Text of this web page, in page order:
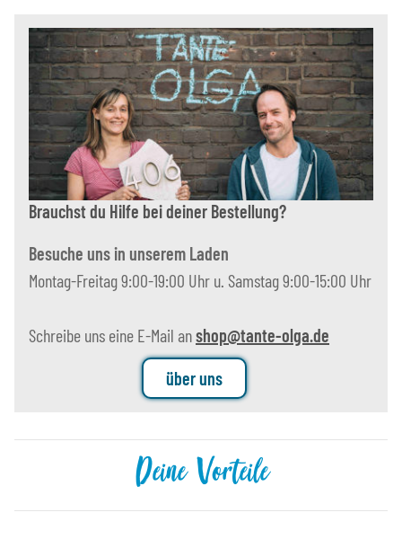
Brauchst du Hilfe bei deiner Bestellung?
Besuche uns in unserem Laden
Montag-Freitag 9:00-19:00 Uhr u. Samstag 9:00-15:00 Uhr
Schreibe uns eine E-Mail anshop@tante-olga.de
über uns
Deine Vorteile